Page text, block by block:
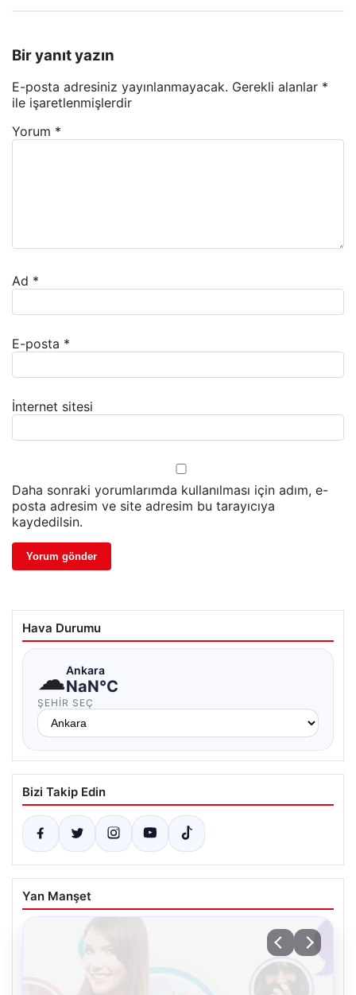
Bir yanıt yazın
E-posta adresiniz yayınlanmayacak. Gerekli alanlar *
ile işaretlenmişlerdir
Yorum *
Ad *
E-posta *
İnternet sitesi
Daha sonraki yorumlarımda kullanılması için adım, e-
posta adresim ve site adresim bu tarayıcıya
kaydedilsin.
Hava Durumu
☁Ankara
NaN°C
ŞEHIR SEÇ
Bizi Takip Edin
Yan Manşet